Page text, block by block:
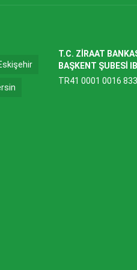
T.C. ZİRAAT
BAŞKENT ŞUBESİ
TR41 0001 0016